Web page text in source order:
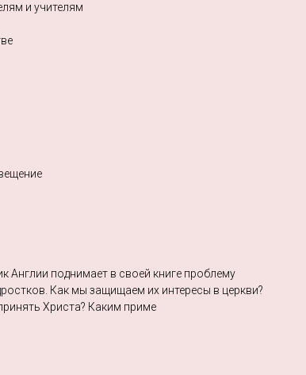
и учителям
Англии поднимает в своей книге проблему
Как мы защищаем их интересы в церкви?
Христа? Каким приме